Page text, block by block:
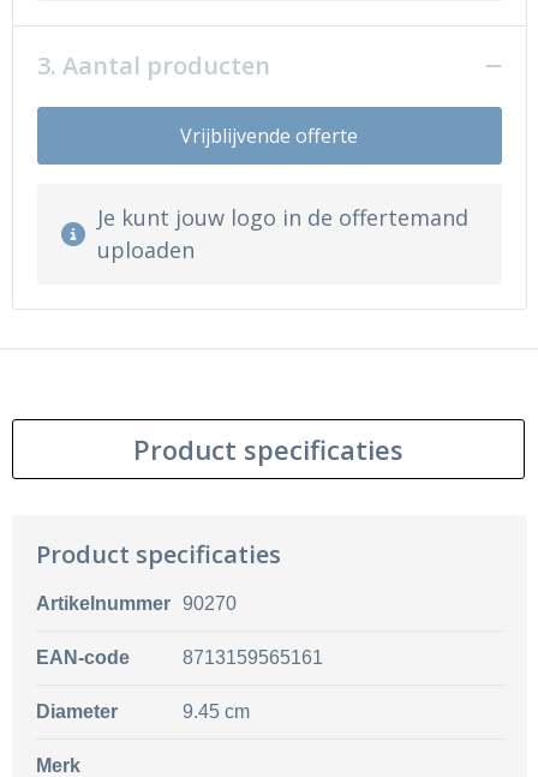
3. Aantal producten
Vrijblijvende offerte
Je kunt jouw logo in de offertemand
uploaden
Product specificaties
Product specificaties
Artikelnummer 90270
EAN-code 8713159565161
Diameter 9.45 cm
Merk